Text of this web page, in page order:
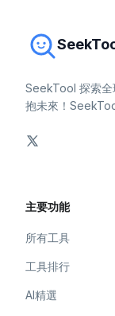
SeekTool 探索全
抱未來！
主要功能
所有工具
工具排行
AI精選